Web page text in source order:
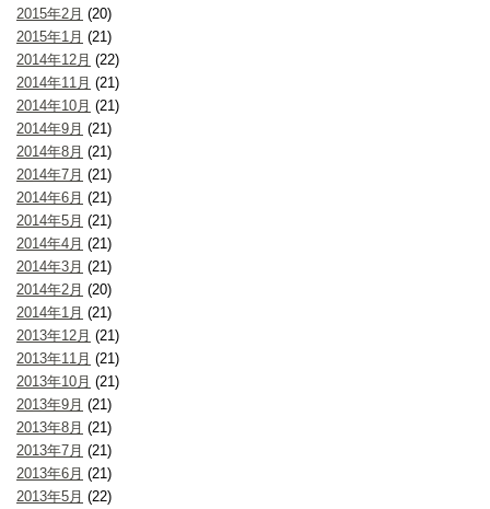
2015年2月 (20)
2015年1月 (21)
2014年12月 (22)
2014年11月 (21)
2014年10月 (21)
2014年9月 (21)
2014年8月 (21)
2014年7月 (21)
2014年6月 (21)
2014年5月 (21)
2014年4月 (21)
2014年3月 (21)
2014年2月 (20)
2014年1月 (21)
2013年12月 (21)
2013年11月 (21)
2013年10月 (21)
2013年9月 (21)
2013年8月 (21)
2013年7月 (21)
2013年6月 (21)
2013年5月 (22)